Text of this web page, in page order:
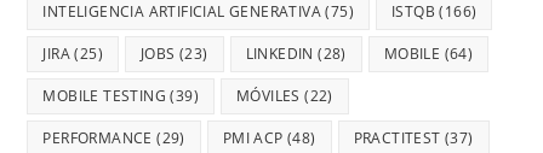
INTELIGENCIA ARTIFICIAL GENERATIVA(75) ISTQB (166)
JIRA(25) JOBS (23) LINKEDIN (28) MOBILE (64)
MOBILE TESTING (39) MÓVILES (22)
PERFORMANCE (29) PMI ACP (48) PRACTITEST (37)